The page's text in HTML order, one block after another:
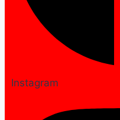
Instagram